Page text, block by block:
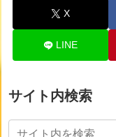
X
LINE
サイト内検索